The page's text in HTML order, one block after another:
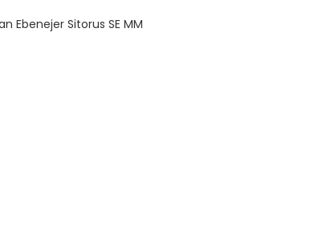
Ebenejer Sitorus SE MM